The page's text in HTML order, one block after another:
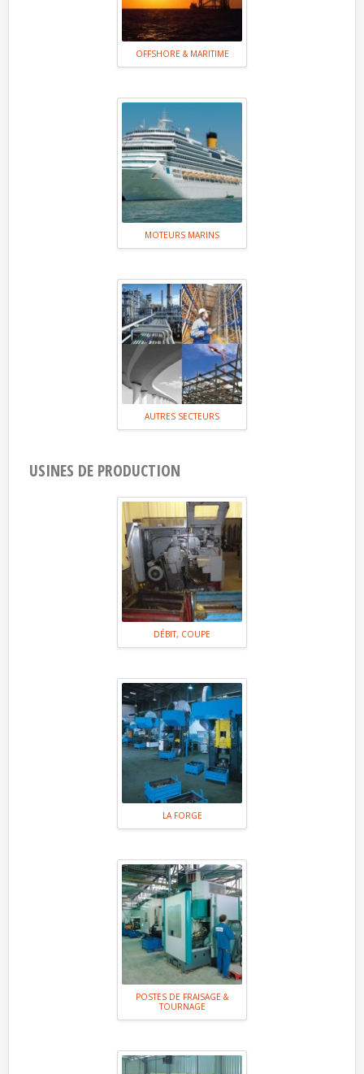
OFFSHORE & MARITIME
MOTEURS MARINS
AUTRES SECTEURS
USINES DE PRODUCTION
DÉBIT, COUPE
LA FORGE
POSTES DE FRAISAGE &
TOURNAGE